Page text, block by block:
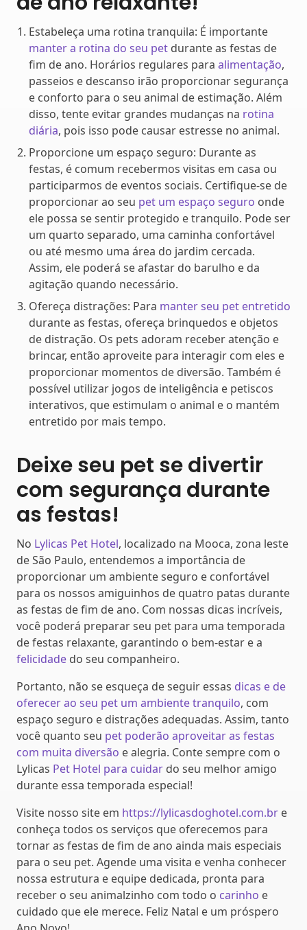
Estabeleça uma rotina tranquila: É importante
manter a rotina do seu petdurante as festas de
fim de ano. Horários regulares para alimentação,
passeios e descanso irão proporcionar segurança
e conforto para o seu animal de estimação. Além
disso, tente evitar grandes mudanças na rotina
diária, pois isso pode causar estresse no animal.
Proporcione um espaço seguro: Durante as
festas, é comum recebermos visitas em casa ou
participarmos de eventos sociais. Certifique-se de
proporcionar ao seu pet um espaço seguro onde
ele possa se sentir protegido e tranquilo. Pode ser
um quarto separado, uma caminha confortável
ou até mesmo uma área do jardim cercada.
Assim, ele poderá se afastar do barulho e da
agitação quando necessário.
Ofereça distrações: Para manter seu pet entretido
durante as festas, ofereça brinquedos e objetos
de distração. Os pets adoram receber atenção e
brincar, então aproveite para interagir com eles e
proporcionar momentos de diversão. Também é
possível utilizar jogos de inteligência e petiscos
interativos, que estimulam o animal e o mantém
entretido por mais tempo.
Deixe seu pet se divertir
com segurança durante
as festas!
No Lylicas Pet Hotel, localizado na Mooca, zona leste
de São Paulo, entendemos a importância de
proporcionar um ambiente seguro e confortável
para os nossos amiguinhos de quatro patas durante
as festas de fim de ano. Com nossas dicas incríveis,
você poderá preparar seu pet para uma temporada
de festas relaxante, garantindo o bem-estar e a
felicidade do seu companheiro.
Portanto, não se esqueça de seguir essas dicas e de
oferecer ao seu pet um ambiente tranquilo, com
espaço seguro e distrações adequadas. Assim, tanto
você quanto seu pet poderão aproveitar as festas
com muita diversão e alegria. Conte sempre com o
Lylicas Pet Hotel para cuidar do seu melhor amigo
durante essa temporada especial!
Visite nosso site em https://lylicasdoghotel.com.br e
conheça todos os serviços que oferecemos para
tornar as festas de fim de ano ainda mais especiais
para o seu pet. Agende uma visita e venha conhecer
nossa estrutura e equipe dedicada, pronta para
receber o seu animalzinho com todo o carinho e
cuidado que ele merece. Feliz Natal e um próspero